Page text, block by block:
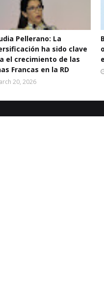
Pellerano: La
ha sido clave
el crecimiento de las
Francas en la RD
20, 2026